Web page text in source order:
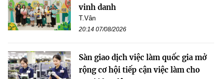
vinh danh
T.Vân
20:14 07/08/2026
Sàn giao dịch việc làm quốc gia mở
rộng cơ hội tiếp cận việc làm cho